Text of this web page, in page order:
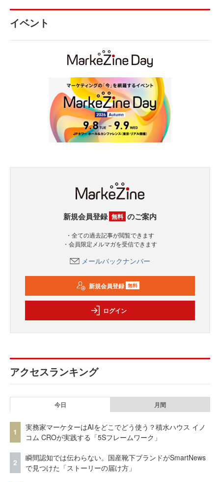
イベント
新規会員登録 無料 のご案内
・全ての過去記事が閲覧できます
・会員限定メルマガを受信できます
メールバックナンバー
新規会員登録 無料
ログイン
アクセスランキング
今日 月間
1
実務家マーケターはAIをどこでどう使う？積水ハウス イノ
コム CROが実践する「5Sフレームワーク」
2
瞬間認知では伝わらない。国産靴下ブランドがSmartNews
で見つけた「ストーリーの届け方」